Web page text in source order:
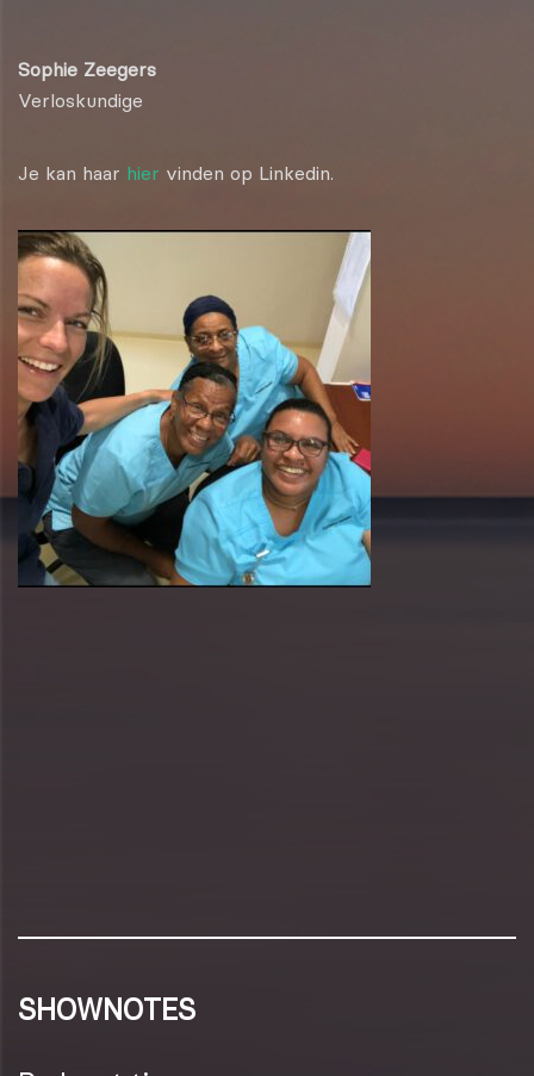
Sophie Zeegers
Verloskundige
Je kan haar hier vinden op Linkedin.
SHOWNOTES